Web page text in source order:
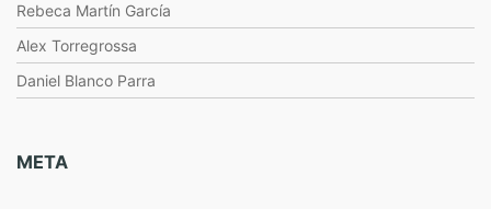
Rebeca Martín García
Alex Torregrossa
Daniel Blanco Parra
META